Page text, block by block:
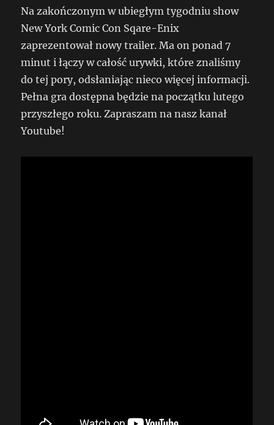
Na zakończonym w ubiegłym tygodniu show
New York Comic Con Sqare-Enix
zaprezentował nowy trailer. Ma on ponad 7
minut i łączy w całość urywki, które znaliśmy
do tej pory, odsłaniając nieco więcej informacji.
Pełna gra dostępna będzie na początku lutego
przyszłego roku. Zapraszam na nasz kanał
Youtube!